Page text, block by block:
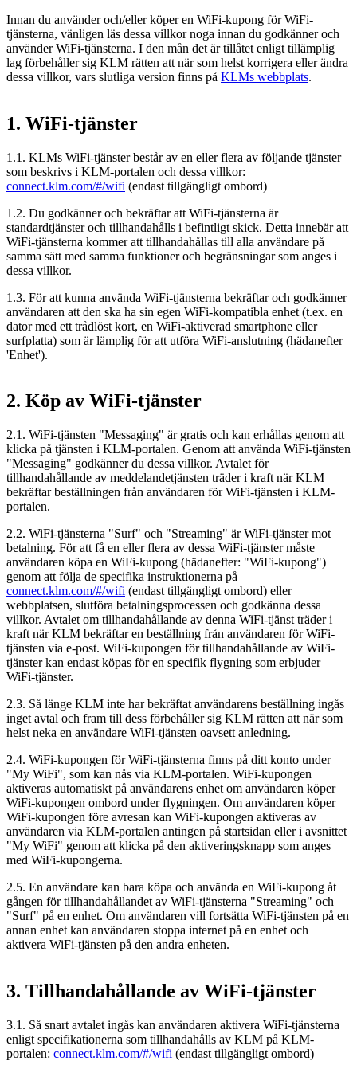
Innan du använder och/eller köper en WiFi-kupong för WiFi-
tjänsterna, vänligen läs dessa villkor noga innan du godkänner och
använder WiFi-tjänsterna. I den mån det är tillåtet enligt tillämplig
lag förbehåller sig KLM rätten att när som helst korrigera eller ändra
dessa villkor, vars slutliga version finns på KLMs webbplats.
1. WiFi-tjänster
1.1. KLMs WiFi-tjänster består av en eller flera av följande tjänster
som beskrivs i KLM-portalen och dessa villkor:
connect.klm.com/#/wifi (endast tillgängligt ombord)
1.2. Du godkänner och bekräftar att WiFi-tjänsterna är
standardtjänster och tillhandahålls i befintligt skick. Detta innebär att
WiFi-tjänsterna kommer att tillhandahållas till alla användare på
samma sätt med samma funktioner och begränsningar som anges i
dessa villkor.
1.3. För att kunna använda WiFi-tjänsterna bekräftar och godkänner
användaren att den ska ha sin egen WiFi-kompatibla enhet (t.ex. en
dator med ett trådlöst kort, en WiFi-aktiverad smartphone eller
surfplatta) som är lämplig för att utföra WiFi-anslutning (hädanefter
'Enhet').
2. Köp av WiFi-tjänster
2.1. WiFi-tjänsten "Messaging" är gratis och kan erhållas genom att
klicka på tjänsten i KLM-portalen. Genom att använda WiFi-tjänsten
"Messaging" godkänner du dessa villkor. Avtalet för
tillhandahållande av meddelandetjänsten träder i kraft när KLM
bekräftar beställningen från användaren för WiFi-tjänsten i KLM-
portalen.
2.2. WiFi-tjänsterna "Surf" och "Streaming" är WiFi-tjänster mot
betalning. För att få en eller flera av dessa WiFi-tjänster måste
användaren köpa en WiFi-kupong (hädanefter: "WiFi-kupong")
genom att följa de specifika instruktionerna på
connect.klm.com/#/wifi (endast tillgängligt ombord) eller
webbplatsen, slutföra betalningsprocessen och godkänna dessa
villkor. Avtalet om tillhandahållande av denna WiFi-tjänst träder i
kraft när KLM bekräftar en beställning från användaren för WiFi-
tjänsten via e-post. WiFi-kupongen för tillhandahållande av WiFi-
tjänster kan endast köpas för en specifik flygning som erbjuder
WiFi-tjänster.
2.3. Så länge KLM inte har bekräftat användarens beställning ingås
inget avtal och fram till dess förbehåller sig KLM rätten att när som
helst neka en användare WiFi-tjänsten oavsett anledning.
2.4. WiFi-kupongen för WiFi-tjänsterna finns på ditt konto under
"My WiFi", som kan nås via KLM-portalen. WiFi-kupongen
aktiveras automatiskt på användarens enhet om användaren köper
WiFi-kupongen ombord under flygningen. Om användaren köper
WiFi-kupongen före avresan kan WiFi-kupongen aktiveras av
användaren via KLM-portalen antingen på startsidan eller i avsnittet
"My WiFi" genom att klicka på den aktiveringsknapp som anges
med WiFi-kupongerna.
2.5. En användare kan bara köpa och använda en WiFi-kupong åt
gången för tillhandahållandet av WiFi-tjänsterna "Streaming" och
"Surf" på en enhet. Om användaren vill fortsätta WiFi-tjänsten på en
annan enhet kan användaren stoppa internet på en enhet och
aktivera WiFi-tjänsten på den andra enheten.
3. Tillhandahållande av WiFi-tjänster
3.1. Så snart avtalet ingås kan användaren aktivera WiFi-tjänsterna
enligt specifikationerna som tillhandahålls av KLM på KLM-
portalen: connect.klm.com/#/wifi (endast tillgängligt ombord)